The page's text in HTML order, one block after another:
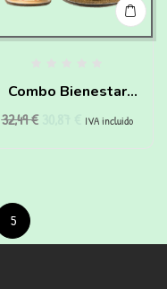
Combo Bienestar
Digestivo
32,49€ IVA incluido
5